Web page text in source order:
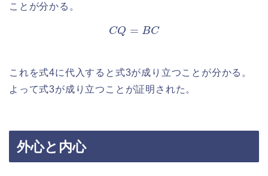
ことが分かる。
CQ BC
これを式4に代入すると式3が成り立つことが分かる。
よって式3が成り立つことが証明された。
外心と内心